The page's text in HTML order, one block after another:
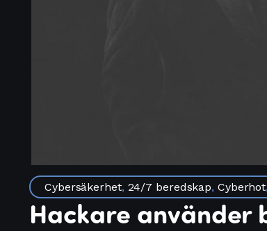
Cybersäkerhet, 24/7 beredskap, Cyberhot,
Hackare